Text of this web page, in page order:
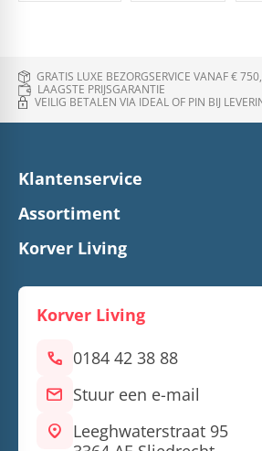
GRATIS LUXE BEZORGSERVICE VANAF €
LAAGSTE PRIJSGARANTIE
VEILIG BETALEN VIA IDEAL OF PIN BIJ
Klantenservice
Assortiment
Korver Living
Korver Living
call 0184 42 38 88
mail Stuur een e-mail
location_on Leeghwaterstraat 95